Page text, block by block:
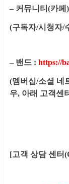
– 커뮤니티(카페
(구독자/시청자/
– 밴드 : https://
(멤버십/소셜 네
우, 아래 고객센
[고객 상담 센터